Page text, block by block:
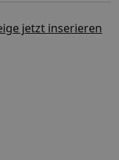
jetzt inserieren